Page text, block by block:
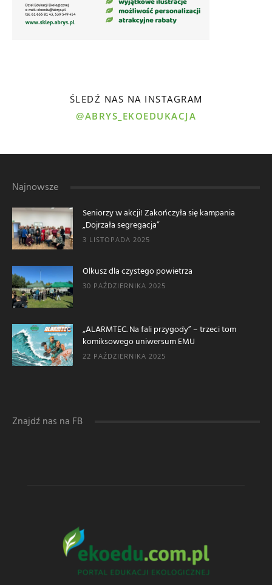
ŚLEDŹ NAS NA INSTAGRAM
@ABRYS_EKOEDUKACJA
Najnowsze
Seniorzy w akcji! Zakończyła się kampania
„Dojrzała segregacja”
3 LISTOPADA 2025
Olkusz dla czystego powietrza
30 PAŹDZIERNIKA 2025
„ALARMTEC. Na fali przygody” – trzeci tom
komiksowego uniwersum EMU
22 PAŹDZIERNIKA 2025
Znajdź nas na FB